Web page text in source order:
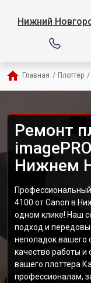
Нижний
Главная / Плоттер /
Ремонт
Нижнем
4100 от Canon в
одном клике! Наш
подход и
неполадок вашего
качество работы и
вашего плоттера
профессионалам,